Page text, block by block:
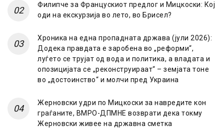
Филипче за Францускиот предлог и Мицкоски: Кој
оди на екскурзија во лето, во Брисел?
Хроника на една пропадната држава (јули 2026):
Додека правдата е заробена во „реформи“,
луѓето се трујат од вода и политика, а владата и
опозицијата се „реконструираат“ – земјата тоне
во „достоинство“ и молчи пред Украина
Жерновски удри по Мицкоски за навредите кон
граѓаните, ВМРО-ДПМНЕ возврати дека токму
Жерновски живее на државна сметка